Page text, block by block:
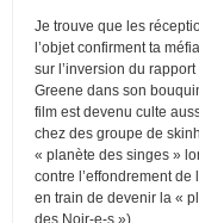
Je trouve que les
l’objet confirment ta
sur l’inversion du
Greene dans son
film est devenu culte
chez des groupe de
« planète des singes »
contre l’effondrement
en train de devenir la «
des Noir-e-s »).